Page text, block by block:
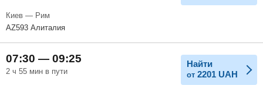
Киев — Рим
AZ593 Алиталия
07:30 — 09:25
2 ч 55 мин в пути
Найти
от 2201 UAH